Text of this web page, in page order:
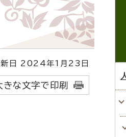
日 2024年1月23日
きな文字で印刷